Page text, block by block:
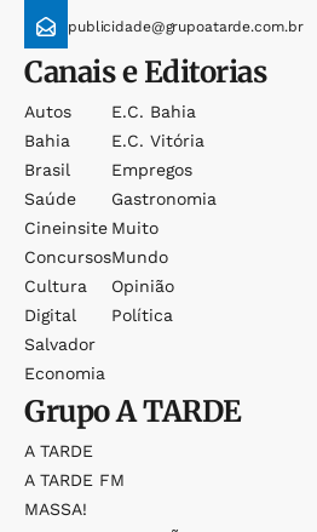
publicidade@grupoatarde.com.br
Canais e Editorias
Autos
Bahia
Brasil
Saúde
Cineinsite
Concursos
Cultura
Digital
Salvador
Economia
E.c. Bahia
E.c. Vitória
Empregos
Gastronomia
Muito
Mundo
Opinião
Política
GrupoA TARDE
A TARDE
A TARDE FM
MASSA!